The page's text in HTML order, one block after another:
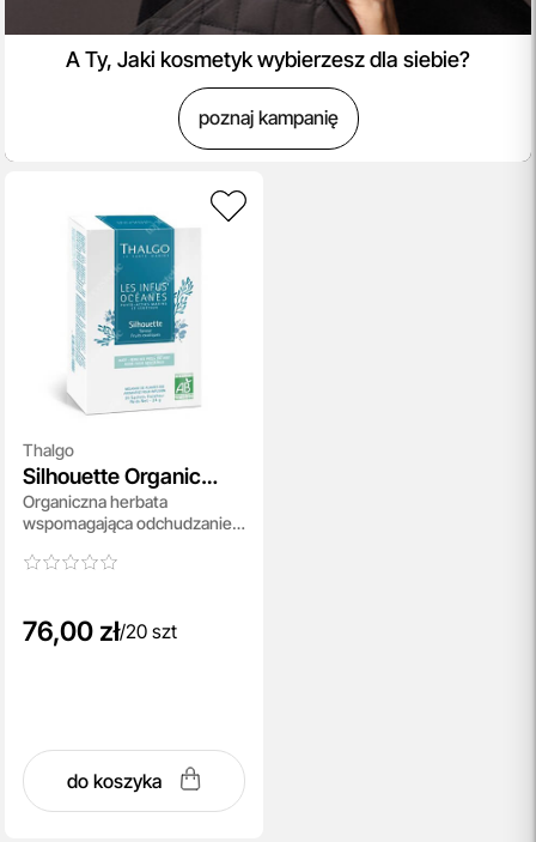
A Ty, Jaki kosmetyk wybierzesz dla siebie?
poznaj kampanię
Thalgo
Silhouette Organic
Infusion
Organiczna herbata
wspomagająca odchudzanie
76,00 zł/20 szt
do koszyka